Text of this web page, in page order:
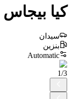
كيا بيجاس
سيدان
بنزين
Automatic
1/3